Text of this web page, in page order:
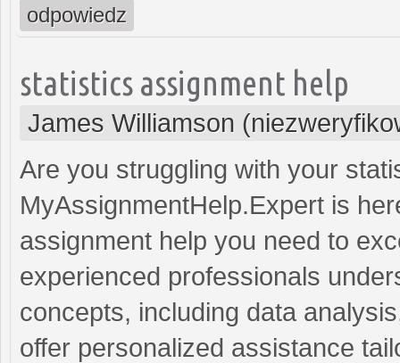
odpowiedz
statistics assignment help
James Williamson
Are you struggling with your
MyAssignmentHelp.Expert is
assignment help you need to
experienced professionals
concepts, including data
offer personalized assistance